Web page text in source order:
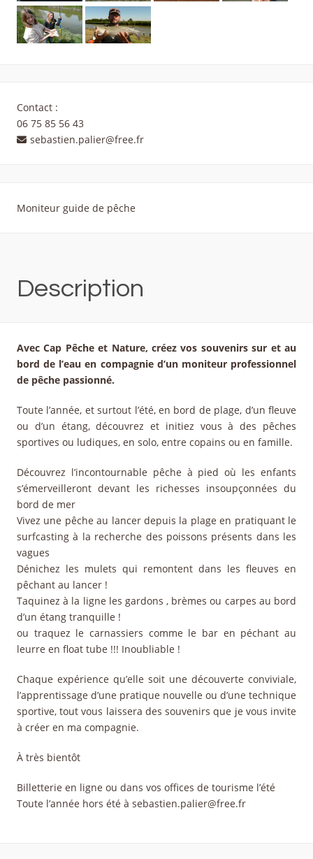
Contact :
06 75 85 56 43
sebastien.palier@free.fr
Moniteur guide de pêche
Description
Avec Cap Pêche et Nature, créez vos souvenirs sur et au
bord de l’eau en compagnie d’un moniteur professionnel
de pêche passionné.
Toute l’année, et surtout l’été, en bord de plage, d’un fleuve
ou d’un étang, découvrez et initiez vous à des pêches
sportives ou ludiques, en solo, entre copains ou en famille.
Découvrez l’incontournable pêche à pied où les enfants
s’émerveilleront devant les richesses insoupçonnées du
bord de mer
Vivez une pêche au lancer depuis la plage en pratiquant le
surfcasting à la recherche des poissons présents dans les
vagues
Dénichez les mulets qui remontent dans les fleuves en
pêchant au lancer !
Taquinez à la ligne les gardons , brèmes ou carpes au bord
d’un étang tranquille !
ou traquez le carnassiers comme le bar en péchant au
leurre en float tube !!! Inoubliable !
Chaque expérience qu’elle soit une découverte conviviale,
l’apprentissage d’une pratique nouvelle ou d’une technique
sportive, tout vous laissera des souvenirs que je vous invite
à créer en ma compagnie.
À très bientôt
Billetterie en ligne ou dans vos offices de tourisme l’été
Toute l’année hors été à sebastien.palier@free.fr